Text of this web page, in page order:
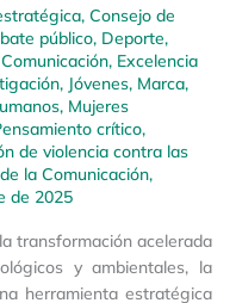
, Consejo de
público, Deporte,
, Excelencia
, Jóvenes, Marca,
, Mujeres
crítico,
de violencia contra las
la Comunicación,
de 2025
transformación acelerada
y ambientales, la
herramienta estratégica